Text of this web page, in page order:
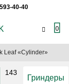
40-40
0
Leaf «Cylinder»
143
Гриндеры